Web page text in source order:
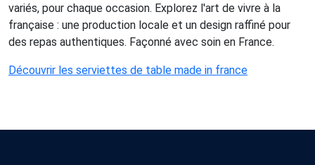
variés, pour chaque occasion. Explorez l'art de vivre à la
française : une production locale et un design raffiné pour
des repas authentiques. Façonné avec soin en France.
Découvrir les serviettes de table made in france